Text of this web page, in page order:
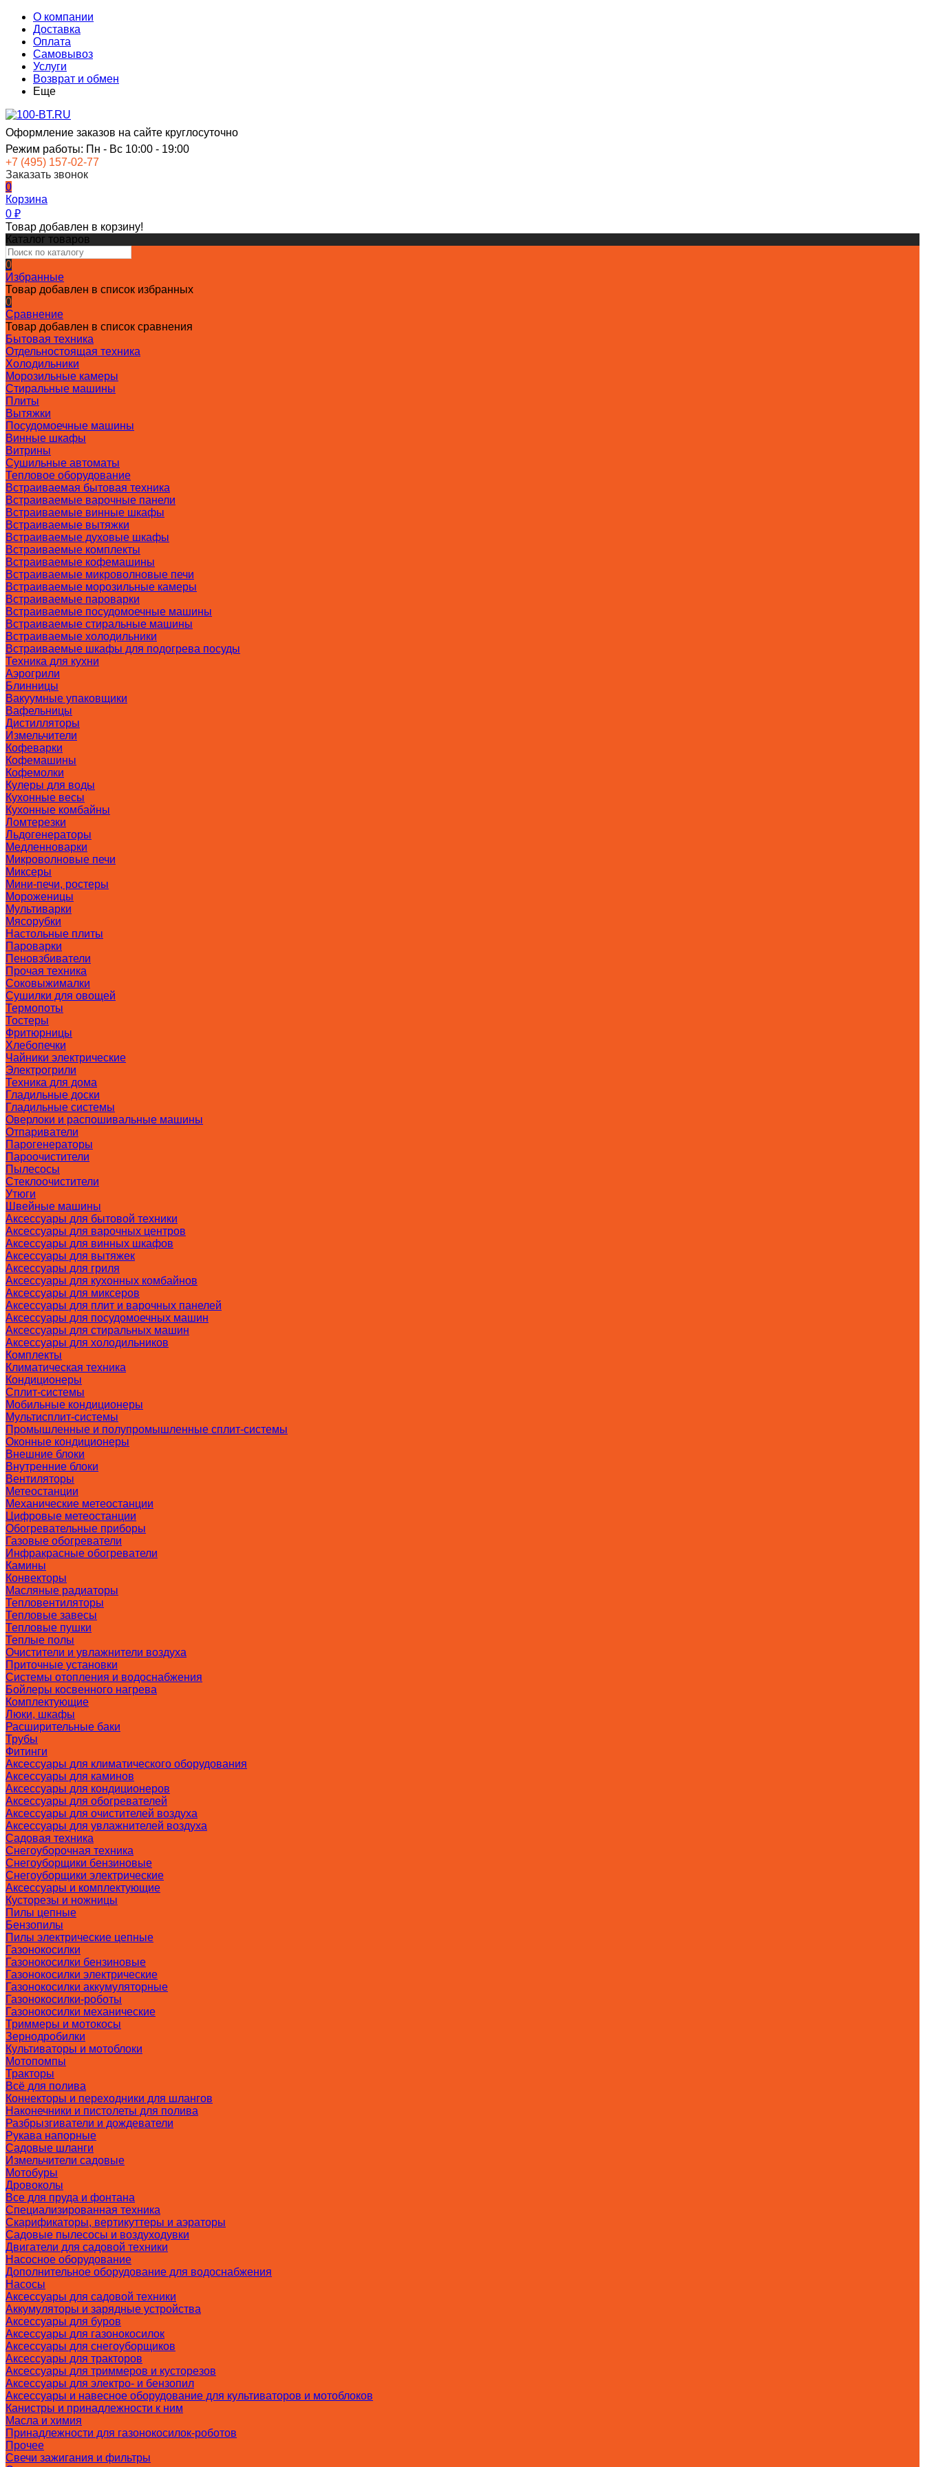
О компании
Доставка
Оплата
Самовывоз
Услуги
Возврат и обмен
Еще
Оформление заказов на сайте круглосуточно
Режим работы: Пн - Вс 10:00 - 19:00
+7 (495) 157-02-77
Заказать звонок
0
Корзина
0 ₽
Товар добавлен в корзину!
Каталог товаров
0
Избранные
Товар добавлен в список избранных
0
Сравнение
Товар добавлен в список сравнения
Бытовая техника
Отдельностоящая техника
Холодильники
Морозильные камеры
Стиральные машины
Плиты
Вытяжки
Посудомоечные машины
Винные шкафы
Витрины
Сушильные автоматы
Тепловое оборудование
Встраиваемая бытовая техника
Встраиваемые варочные панели
Встраиваемые винные шкафы
Встраиваемые вытяжки
Встраиваемые духовые шкафы
Встраиваемые комплекты
Встраиваемые кофемашины
Встраиваемые микроволновые печи
Встраиваемые морозильные камеры
Встраиваемые пароварки
Встраиваемые посудомоечные машины
Встраиваемые стиральные машины
Встраиваемые холодильники
Встраиваемые шкафы для подогрева посуды
Техника для кухни
Аэрогрили
Блинницы
Вакуумные упаковщики
Вафельницы
Дистилляторы
Измельчители
Кофеварки
Кофемашины
Кофемолки
Кулеры для воды
Кухонные весы
Кухонные комбайны
Ломтерезки
Льдогенераторы
Медленноварки
Микроволновые печи
Миксеры
Мини-печи, ростеры
Мороженицы
Мультиварки
Мясорубки
Настольные плиты
Пароварки
Пеновзбиватели
Прочая техника
Соковыжималки
Сушилки для овощей
Термопоты
Тостеры
Фритюрницы
Хлебопечки
Чайники электрические
Электрогрили
Техника для дома
Гладильные доски
Гладильные системы
Оверлоки и распошивальные машины
Отпариватели
Парогенераторы
Пароочистители
Пылесосы
Стеклоочистители
Утюги
Швейные машины
Аксессуары для бытовой техники
Аксессуары для варочных центров
Аксессуары для винных шкафов
Аксессуары для вытяжек
Аксессуары для гриля
Аксессуары для кухонных комбайнов
Аксессуары для миксеров
Аксессуары для плит и варочных панелей
Аксессуары для посудомоечных машин
Аксессуары для стиральных машин
Аксессуары для холодильников
Комплекты
Климатическая техника
Кондиционеры
Сплит-системы
Мобильные кондиционеры
Мультисплит-системы
Промышленные и полупромышленные сплит-системы
Оконные кондиционеры
Внешние блоки
Внутренние блоки
Вентиляторы
Метеостанции
Механические метеостанции
Цифровые метеостанции
Обогревательные приборы
Газовые обогреватели
Инфракрасные обогреватели
Камины
Конвекторы
Масляные радиаторы
Тепловентиляторы
Тепловые завесы
Тепловые пушки
Теплые полы
Очистители и увлажнители воздуха
Приточные установки
Системы отопления и водоснабжения
Бойлеры косвенного нагрева
Комплектующие
Люки, шкафы
Расширительные баки
Трубы
Фитинги
Аксессуары для климатического оборудования
Аксессуары для каминов
Аксессуары для кондиционеров
Аксессуары для обогревателей
Аксессуары для очистителей воздуха
Аксессуары для увлажнителей воздуха
Садовая техника
Снегоуборочная техника
Снегоуборщики бензиновые
Снегоуборщики электрические
Аксессуары и комплектующие
Кусторезы и ножницы
Пилы цепные
Бензопилы
Пилы электрические цепные
Газонокосилки
Газонокосилки бензиновые
Газонокосилки электрические
Газонокосилки аккумуляторные
Газонокосилки-роботы
Газонокосилки механические
Триммеры и мотокосы
Зернодробилки
Культиваторы и мотоблоки
Мотопомпы
Тракторы
Всё для полива
Коннекторы и переходники для шлангов
Наконечники и пистолеты для полива
Разбрызгиватели и дождеватели
Рукава напорные
Садовые шланги
Измельчители садовые
Мотобуры
Дровоколы
Все для пруда и фонтана
Специализированная техника
Скарификаторы, вертикуттеры и аэраторы
Садовые пылесосы и воздуходувки
Двигатели для садовой техники
Насосное оборудование
Дополнительное оборудование для водоснабжения
Насосы
Аксессуары для садовой техники
Аккумуляторы и зарядные устройства
Аксессуары для буров
Аксессуары для газонокосилок
Аксессуары для снегоуборщиков
Аксессуары для тракторов
Аксессуары для триммеров и кусторезов
Аксессуары для электро- и бензопил
Аксессуары и навесное оборудование для культиваторов и мотоблоков
Канистры и принадлежности к ним
Масла и химия
Принадлежности для газонокосилок-роботов
Прочее
Свечи зажигания и фильтры